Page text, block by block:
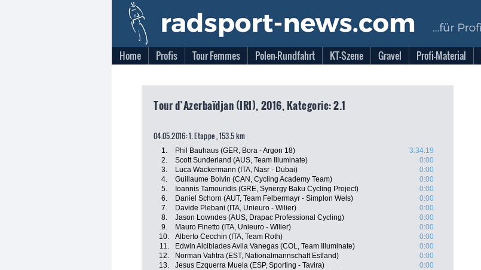
Home Profis Tour Femmes Polen-Rundfahrt KT-Szene Gravel Profi-Material
Tour d’Azerbaïdjan (IRI), 2016, Kategorie: 2.1
04.05.2016: 1. Etappe , 153.5 km
1. Phil Bauhaus (GER, Bora - Argon 18)
3:34:19
2.
Scott Sunderland (AUS, Team Illuminate)
0:00
3.
Luca Wackermann (ITA, Nasr - Dubai)
0:00
4.
Guillaume Boivin (CAN, Cycling Academy Team)
0:00
5.
Ioannis Tamouridis (GRE, Synergy Baku Cycling Project)
0:00
6.
Daniel Schorn (AUT, Team Felbermayr - Simplon Wels)
0:00
7.
Davide Plebani (ITA, Unieuro - Wilier)
0:00
8.
Jason Lowndes (AUS, Drapac Professional Cycling)
0:00
9.
Mauro Finetto (ITA, Unieuro - Wilier)
0:00
10.
Alberto Cecchin (ITA, Team Roth)
0:00
11.
Edwin Alcibiades Avila Vanegas (COL, Team Illuminate)
0:00
12.
Norman Vahtra (EST, Nationalmannschaft Estland)
0:00
13.
Jesus Ezquerra Muela (ESP, Sporting - Tavira)
0:00